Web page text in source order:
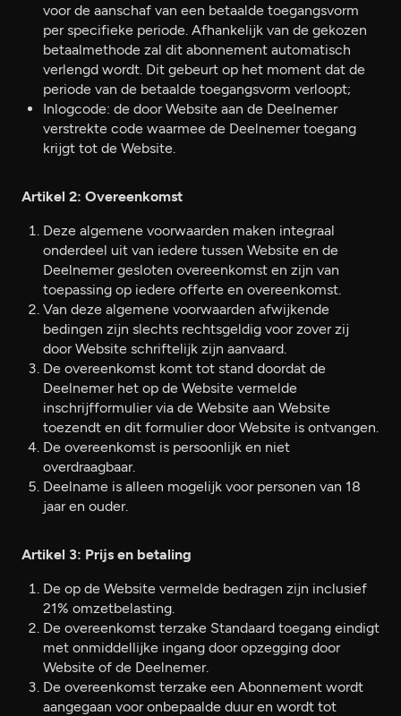
voor de aanschaf van een betaalde toegangsvorm
per specifieke periode. Afhankelijk van de gekozen
betaalmethode zal dit abonnement automatisch
verlengd wordt. Dit gebeurt op het moment dat de
periode van de betaalde toegangsvorm verloopt;
Inlogcode: de door Website aan de Deelnemer
verstrekte code waarmee de Deelnemer toegang
krijgt tot de Website.
Artikel 2: Overeenkomst
Deze algemene voorwaarden maken integraal
onderdeel uit van iedere tussen Website en de
Deelnemer gesloten overeenkomst en zijn van
toepassing op iedere offerte en overeenkomst.
Van deze algemene voorwaarden afwijkende
bedingen zijn slechts rechtsgeldig voor zover zij
door Website schriftelijk zijn aanvaard.
De overeenkomst komt tot stand doordat de
Deelnemer het op de Website vermelde
inschrijfformulier via de Website aan Website
toezendt en dit formulier door Website is ontvangen.
De overeenkomst is persoonlijk en niet
overdraagbaar.
Deelname is alleen mogelijk voor personen van 18
jaar en ouder.
Artikel 3: Prijs en betaling
De op de Website vermelde bedragen zijn inclusief
21% omzetbelasting.
De overeenkomst terzake Standaard toegang eindigt
met onmiddellijke ingang door opzegging door
Website of de Deelnemer.
De overeenkomst terzake een Abonnement wordt
aangegaan voor onbepaalde duur en wordt tot